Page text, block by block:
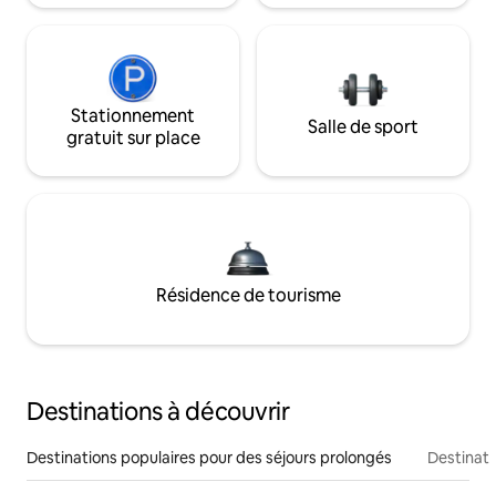
Stationnement
gratuit sur place
Salle de sport
Résidence de tourisme
Destinations à découvrir
Destinations populaires pour des séjours prolongés